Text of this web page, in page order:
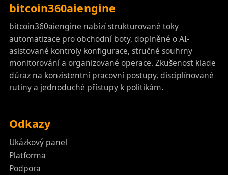
bitcoin360aiengine
bitcoin360aiengine nabízí strukturované toky
automatizace pro obchodní boty, doplněné o AI-
asistované kontroly konfigurace, stručné souhrny
monitorování a organizované operace. Zkušenost klade
důraz na konzistentní pracovní postupy, disciplínované
rutiny a jednoduché přístupy k politikám.
Odkazy
Ukázkový panel
Platforma
Podpora